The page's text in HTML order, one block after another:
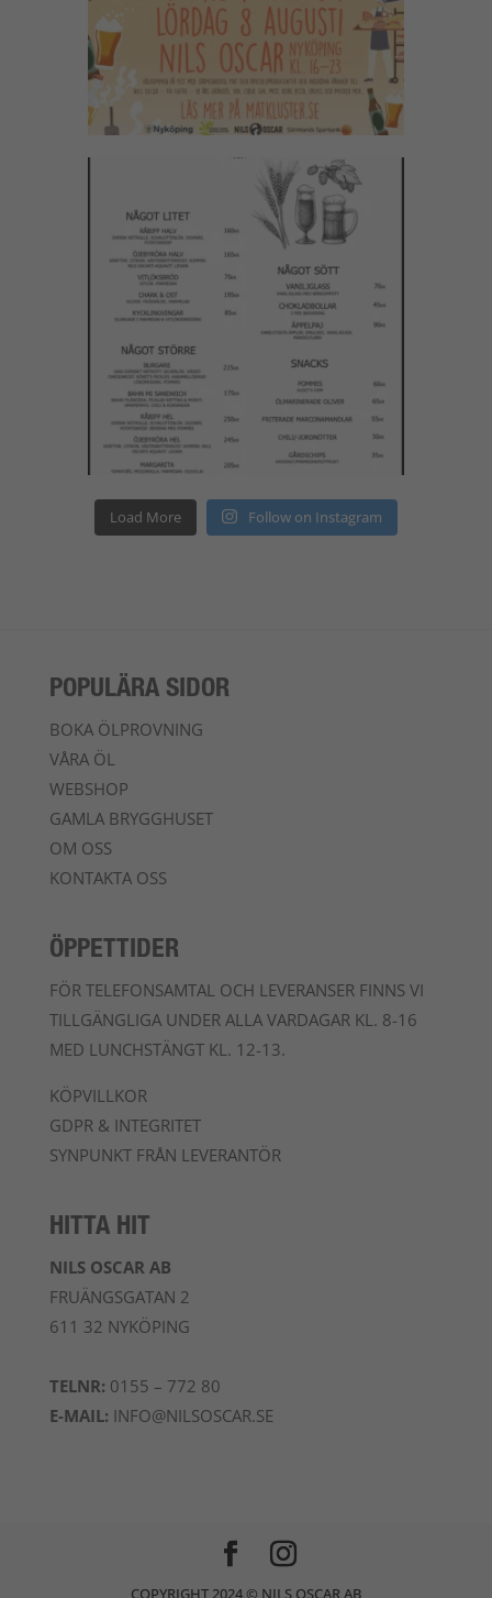
Load More Follow on Instagram
POPULÄRA SIDOR
BOKA ÖLPROVNING
VÅRA ÖL
WEBSHOP
GAMLA BRYGGHUSET
OM OSS
KONTAKTA OSS
ÖPPETTIDER
FÖR TELEFONSAMTAL OCH LEVERANSER FINNS VI
TILLGÄNGLIGA UNDER ALLA VARDAGAR KL. 8-16
MED LUNCHSTÄNGT KL. 12-13.
KÖPVILLKOR
GDPR & INTEGRITET
SYNPUNKT FRÅN LEVERANTÖR
HITTA HIT
NILS OSCAR AB
FRUÄNGSGATAN 2
611 32 NYKÖPING
TELNR: 0155 – 772 80
E-MAIL: INFO@NILSOSCAR.SE
COPYRIGHT 2024 © NILS OSCAR AB